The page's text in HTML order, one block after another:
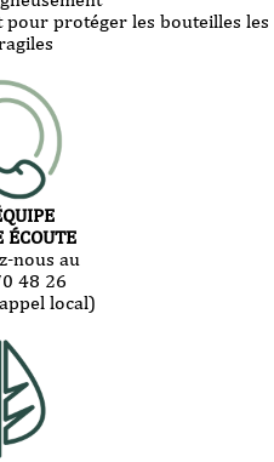
pour protéger les bouteilles les
ÉCOUTE
nous au
48 26
local)